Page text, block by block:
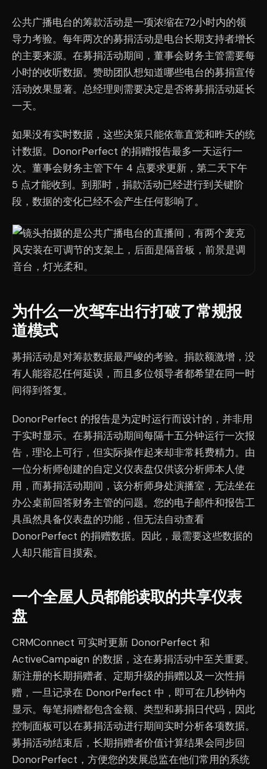
公共广播电台的筹款活动是一项浓缩在72小时内的领
导力考验。每年两次的募捐活动是电台长期支持者增长
的主要来源。在募捐活动期间，董事会财务主管需要每
小时的收听数据。赞助团队想知道哪些电台的募捐宣传
活动效果显著。总经理则需要决定是否将募捐活动延长
一天。
如果没有实时数据，这些决策只能依靠直觉和昨天的统
计数据。DonorPerfect 的捐赠报告最多一天运行一
次。董事会财务主管下午 4 点要求更新，第二天下午
5 点才能收到。到那时，捐款活动已经进行到关键阶
段，数据的变化已经不会产生任何影响了。
为什么一次驾车出行打破了常规报
道模式
募捐活动是对筹款数据最严峻的考验。捐款额激增，没
有人能容忍任何延误，而且多位领导者都希望在同一时
间得到答复。
DonorPerfect 的报告是为定时运行而设计的，并非用
于实时显示。在募捐活动期间每隔十五分钟运行一次报
告，理论上可行，但实际操作起来却非常耗费精力。由
一位分析师创建的自定义仪表盘仅供该分析师本人使
用，而募捐活动期间，该分析师身处演播室，无法坐在
办公桌前回答财务主管的问题。您的电子邮件和报告工
具虽然具备仪表盘的功能，但无法自动查看
DonorPerfect 的捐赠数据。因此，最需要这些数据的
人却只能盲目摸索。
一个全屋人员都能读取的共享仪表
盘
CRMConnect 可实时更新 DonorPerfect 和
ActiveCampaign 的数据，这在募捐活动中至关重要。
新注册的长期捐赠者、定期升级的捐赠以及一次性捐
赠，一旦记录在 DonorPerfect 中，即可在几秒钟内
显示。每笔捐赠都包含金额、类型和募捐日代码，因此
控制面板可以在募捐活动进行期间实时分析各项数据。
募捐活动结束后，长期捐赠者价值计算结果会同步回
DonorPerfect，方便您的发展总监在他们常用的系统